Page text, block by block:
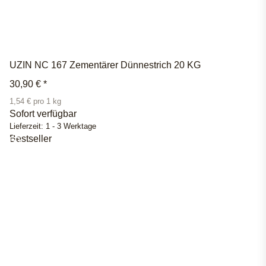
UZIN NC 167 Zementärer Dünnestrich 20 KG
30,90 € *
1,54 € pro 1 kg
Sofort verfügbar
Lieferzeit: 1 - 3 Werktage
Bestseller